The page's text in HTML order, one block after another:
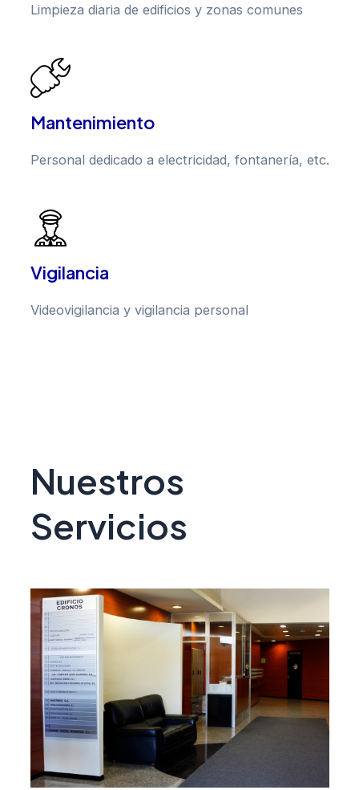
Limpieza diaria de edificios y zonas comunes
Mantenimiento
Personal dedicado a electricidad, fontanería, etc.
Vigilancia
Videovigilancia y vigilancia personal
Nuestros
Servicios